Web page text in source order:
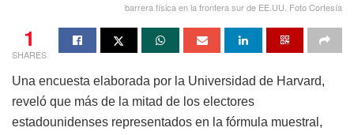
barrera física en la frontera sur de EE.UU. Foto Cortesía
1
SHARES
Una encuesta elaborada por la Universidad de Harvard,
reveló que más de la mitad de los electores
estadounidenses representados en la fórmula muestral,